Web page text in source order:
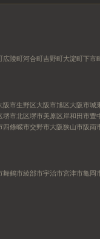
広陵町河合町吉野町大淀町下市
阪市生野区大阪市旭区大阪市城
堺市北区堺市美原区岸和田市豊
四條畷市交野市大阪狭山市阪南
舞鶴市綾部市宇治市宮津市亀岡